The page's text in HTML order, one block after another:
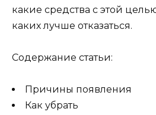
какие средства с этой
каких лучше отказаться.
Содержание статьи:
Причины появления
Как убрать